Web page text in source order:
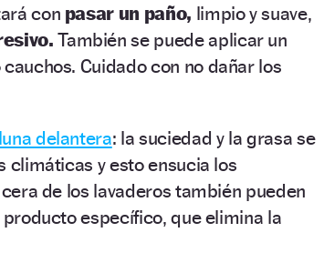
con pasar un paño, limpio y suave,
También se puede aplicar un
Cuidado con no dañar los
luna delantera: la suciedad y la grasa se
climáticas y esto ensucia los
de los lavaderos también pueden
específico, que elimina la